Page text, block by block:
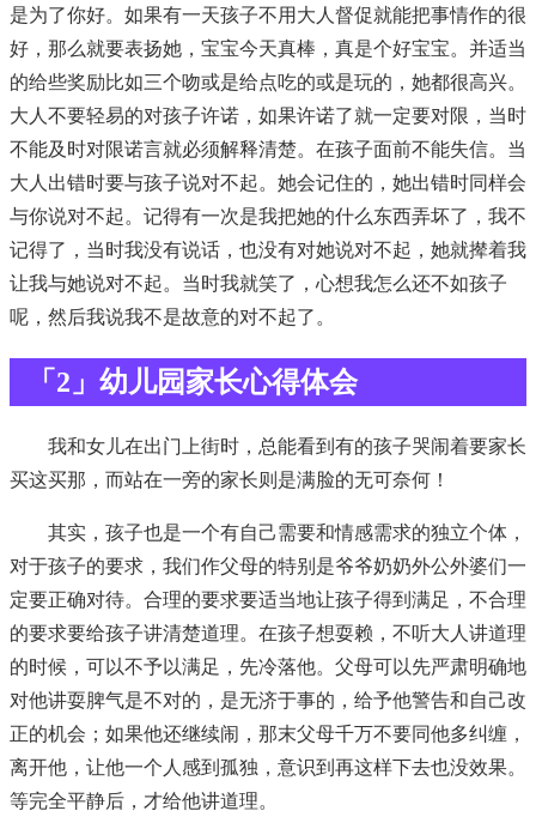
是为了你好。如果有一天孩子不用大人督促就能把事情作的很
好，那么就要表扬她，宝宝今天真棒，真是个好宝宝。并适当
的给些奖励比如三个吻或是给点吃的或是玩的，她都很高兴。
大人不要轻易的对孩子许诺，如果许诺了就一定要对限，当时
不能及时对限诺言就必须解释清楚。在孩子面前不能失信。当
大人出错时要与孩子说对不起。她会记住的，她出错时同样会
与你说对不起。记得有一次是我把她的什么东西弄坏了，我不
记得了，当时我没有说话，也没有对她说对不起，她就撵着我
让我与她说对不起。当时我就笑了，心想我怎么还不如孩子
呢，然后我说我不是故意的对不起了。
「2」幼儿园家长心得体会
我和女儿在出门上街时，总能看到有的孩子哭闹着要家长
买这买那，而站在一旁的家长则是满脸的无可奈何！
其实，孩子也是一个有自己需要和情感需求的独立个体，
对于孩子的要求，我们作父母的特别是爷爷奶奶外公外婆们一
定要正确对待。合理的要求要适当地让孩子得到满足，不合理
的要求要给孩子讲清楚道理。在孩子想耍赖，不听大人讲道理
的时候，可以不予以满足，先冷落他。父母可以先严肃明确地
对他讲耍脾气是不对的，是无济于事的，给予他警告和自己改
正的机会；如果他还继续闹，那末父母千万不要同他多纠缠，
离开他，让他一个人感到孤独，意识到再这样下去也没效果。
等完全平静后，才给他讲道理。